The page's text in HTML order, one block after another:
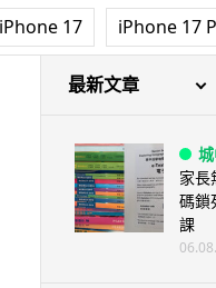
iPhone 17 iPhone 17
最新文章
家長
碼鎖
課